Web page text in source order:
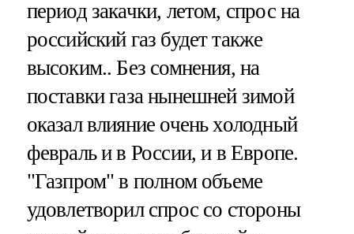
период закачки, летом, спрос на
российский газ будет также
высоким.. Без сомнения, на
поставки газа нынешней зимой
оказал влияние очень холодный
февраль и в России, и в Европе.
"Газпром" в полном объеме
удовлетворил спрос со стороны